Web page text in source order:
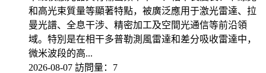
和高光束質量等顯著特點，被廣泛應用于激光雷達、拉
曼光譜、全息干涉、精密加工及空間光通信等前沿領
域。特別是在相干多普勒測風雷達和差分吸收雷達中，
微米波段的高...
2026-08-07 訪問量：7